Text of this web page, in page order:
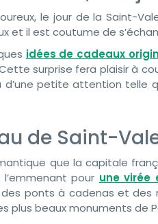
le jour de la Saint-
et il est coutume de
idées de cadeaux
surprise fera plaisir à
d’une petite attention telle
de Saint-
que la capitale
pour une virée
ponts à cadenas et des
plus beaux monuments de